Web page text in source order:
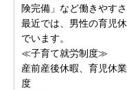
険完備」など働きやす
最近では、男性の育児
でいます。
≪子育て就労制度≫
産前産後休暇、育児休
度